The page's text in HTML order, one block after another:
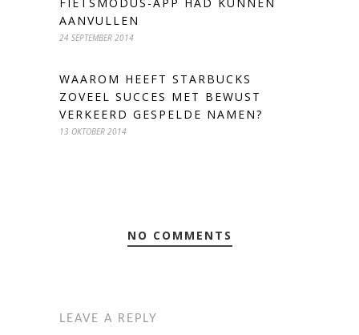
AANVULLEN
24 SEPTEMBER 2014
WAAROM HEEFT STARBUCKS
ZOVEEL SUCCES MET BEWUST
VERKEERD GESPELDE NAMEN?
13 OKTOBER 2014
NO COMMENTS
LEAVE A REPLY